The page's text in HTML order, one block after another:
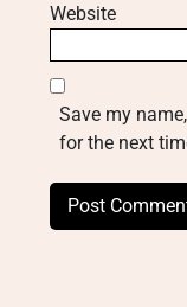
Website
Save my
for the next